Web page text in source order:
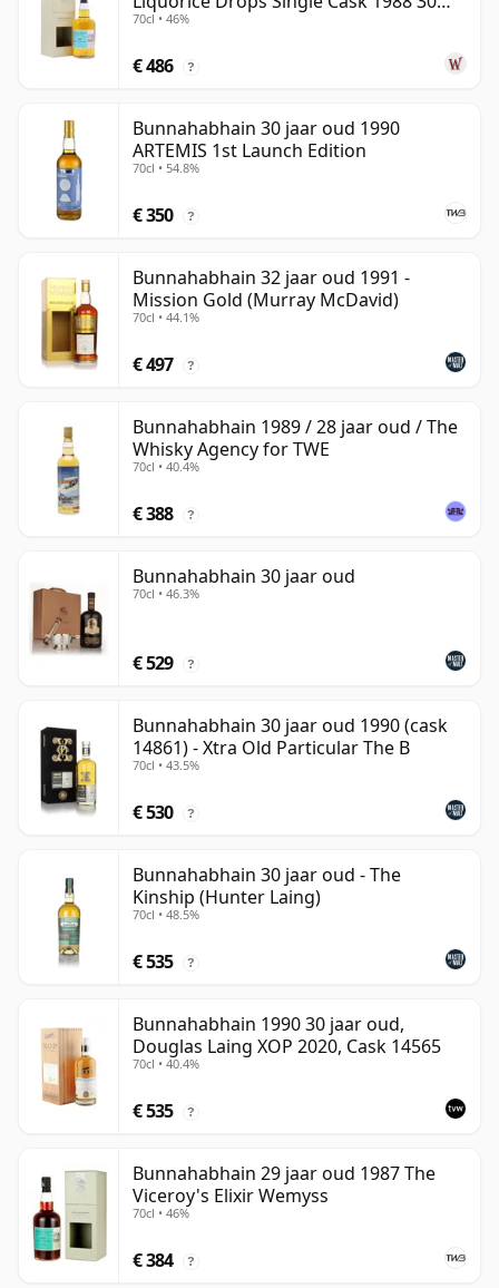
jaar oud
70cl • 46%
€ 486 ?
Bunnahabhain 30 jaar oud 1990
ARTEMIS 1st Launch Edition
70cl • 54.8%
€ 350 ?
Bunnahabhain 32 jaar oud 1991 -
Mission Gold (Murray McDavid)
70cl • 44.1%
€ 497 ?
Bunnahabhain 1989 / 28 jaar oud / The
Whisky Agency for TWE
70cl • 40.4%
€ 388 ?
Bunnahabhain 30 jaar oud
70cl • 46.3%
€ 529 ?
Bunnahabhain 30 jaar oud 1990 (cask
14861) - Xtra Old Particular The B
70cl • 43.5%
€ 530 ?
Bunnahabhain 30 jaar oud - The
Kinship (Hunter Laing)
70cl • 48.5%
€ 535 ?
Bunnahabhain 1990 30 jaar oud,
Douglas Laing XOP 2020, Cask 14565
70cl • 40.4%
€ 535 ?
Bunnahabhain 29 jaar oud 1987 The
Viceroy's Elixir Wemyss
70cl • 46%
€ 384 ?